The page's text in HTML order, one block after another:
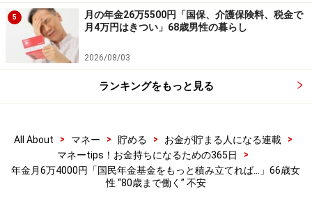
ト。応募は
こちらから
ーーーーーーーーーーーーーーーー
※本文カッコ内の回答者コメントは原文に準拠していま
※エピソードは投稿者の当時のものです。現在とはサー
※投稿エピソードのため、内容の正確性を保証するもの
ではございません
5
月の年金26万5500円「国保、介護保険料、税金で
月4万円はきつい」68歳男性の暮らし
2026/08/03
ランキングをもっと見る
All About > マネー > 貯める > お金が貯まる人になる連載
>
マネーtips！お金持ちになるための365日
>
年金月6万4000円「国民年金基金をもっと積み立てれば…」66歳女
性 “80歳まで働く” 不安